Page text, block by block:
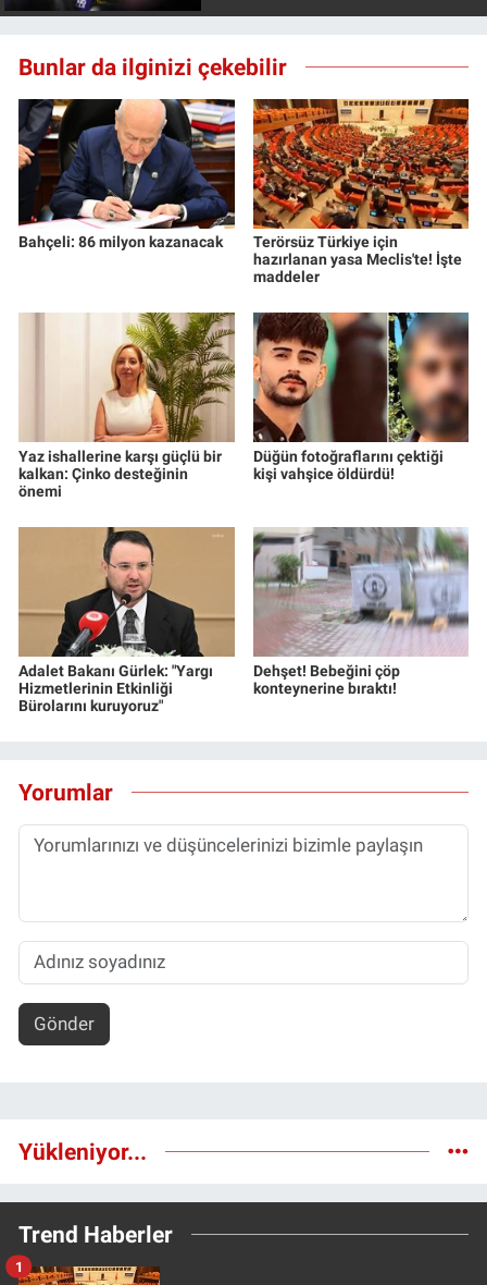
Bunlar da ilginizi çekebilir
Bahçeli: 86 milyon kazanacak
Terörsüz Türkiye için
hazırlanan yasa Meclis'te! İşte
maddeler
Yaz ishallerine karşı güçlü bir
kalkan: Çinko desteğinin
önemi
Düğün fotoğraflarını çektiği
kişi vahşice öldürdü!
Adalet Bakanı Gürlek: "Yargı
Hizmetlerinin Etkinliği
Bürolarını kuruyoruz"
Dehşet! Bebeğini çöp
konteynerine bıraktı!
Yorumlar
Gönder
Yükleniyor...
Trend Haberler
1